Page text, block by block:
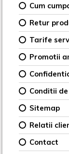
Cum
Retur
Tarife
Promotii
Conditii
Sitemap
Relatii
Contact